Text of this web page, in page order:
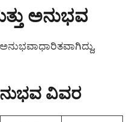
ಅನುಭವ
ವಿವರ